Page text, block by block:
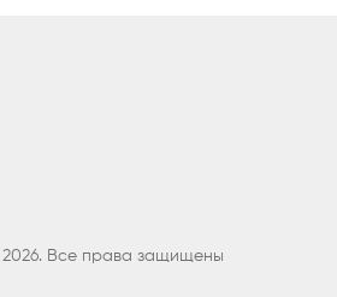
Все права защищены